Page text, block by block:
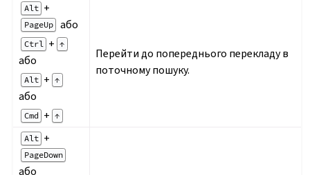
Alt +
PageUp або
Ctrl + ↑
або
Alt + ↑
або
Cmd + ↑
Перейти до попереднього перекладу в
поточному пошуку.
Alt +
PageDown
або